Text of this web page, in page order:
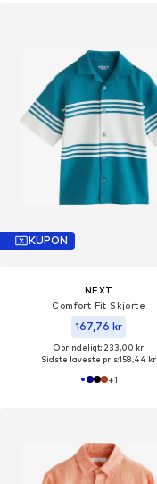
KUPON
NEXT
Comfort Fit Skjorte
167,76 kr
Oprindeligt: 233,00 kr
Sidste laveste pris:158,44 kr
+1